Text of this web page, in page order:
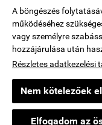
A böngészés
működéséhez
vagy személyre
hozzájárulása után
Részletes adatkezelési
Nem kötelezőek
Elfogadom az
E-mail:
kataullmann@gmail.com